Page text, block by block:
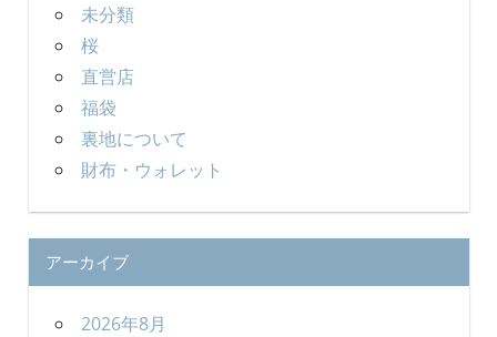
未分類
桜
直営店
福袋
裏地について
財布・ウォレット
アーカイブ
2026年8月